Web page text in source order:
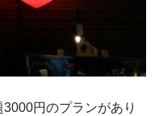
円のプランがあり